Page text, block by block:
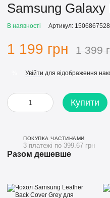
Samsung
В наявності Артикул: 1506867528
1 199 грн 1 399
Увійти для відображення
Купити
ПОКУПКА ЧАСТИНАМИ
3 платежі по 399.67 грн
Разом дешевше